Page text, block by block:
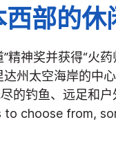
部的
精神奖并获得“火
州太空海岸的中
的钓鱼、远足和户
choose from,